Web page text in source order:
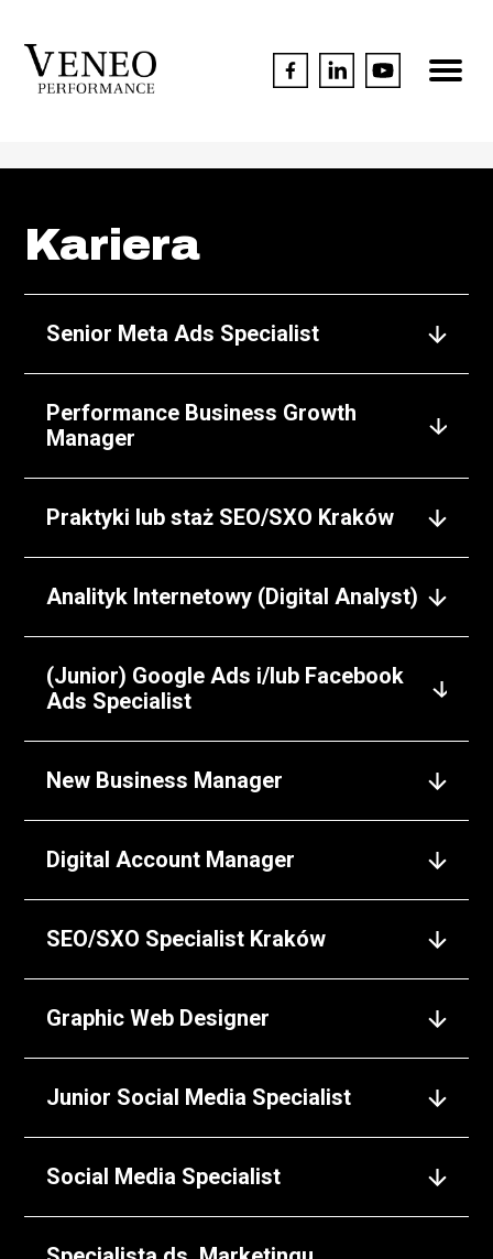
Kariera
Senior Meta Ads Specialist
Performance Business Growth
Manager
Praktyki lub staż SEO/SXO Kraków
Analityk Internetowy (Digital Analyst)
(Junior) Google Ads i/lub Facebook
Ads Specialist
New Business Manager
Digital Account Manager
SEO/SXO Specialist Kraków
Graphic Web Designer
Junior Social Media Specialist
Social Media Specialist